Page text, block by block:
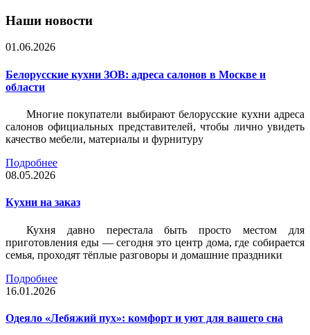
Наши новости
01.06.2026
Белорусские кухни ЗОВ: адреса салонов в Москве и
области
Многие покупатели выбирают белорусские кухни адреса
салонов официальных представителей, чтобы лично увидеть
качество мебели, материалы и фурнитуру
Подробнее
08.05.2026
Кухни на заказ
Кухня давно перестала быть просто местом для
приготовления еды — сегодня это центр дома, где собирается
семья, проходят тёплые разговоры и домашние праздники
Подробнее
16.01.2026
Одеяло «Лебяжий пух»: комфорт и уют для вашего сна